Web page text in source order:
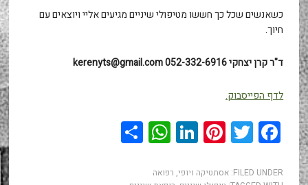
כשאנשים שכל כך חששו מטיפולי שיניים מגיעים אליי ויוצאים עם
חיוך.
ד"ר קרן יצחקי 052-332-6916 kerenyts@gmail.com
לדף הפייסבוק.
Facebook
Twitter
Pinterest
LinkedIn
WhatsApp
Share
FILED UNDER: אסתטיקה ויופי, רפואה